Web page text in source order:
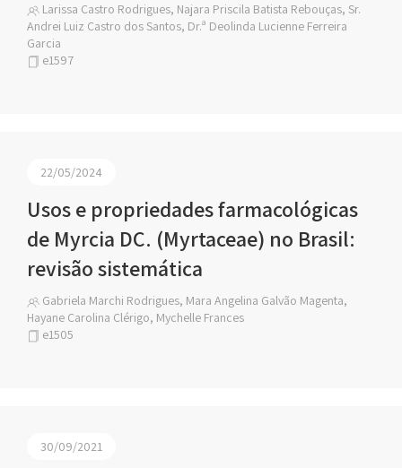
Larissa Castro Rodrigues, Najara Priscila Batista Rebouças, Sr.
Andrei Luiz Castro dos Santos, Dr.ª Deolinda Lucienne Ferreira
Garcia
e1597
22/05/2024
Usos e propriedades farmacológicas
de Myrcia DC. (Myrtaceae) no Brasil:
revisão sistemática
Gabriela Marchi Rodrigues, Mara Angelina Galvão Magenta,
Hayane Carolina Clérigo, Mychelle Frances
e1505
30/09/2021